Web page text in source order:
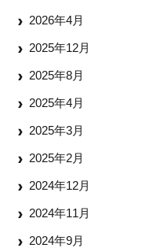
2026年4月
2025年12月
2025年8月
2025年4月
2025年3月
2025年2月
2024年12月
2024年11月
2024年9月